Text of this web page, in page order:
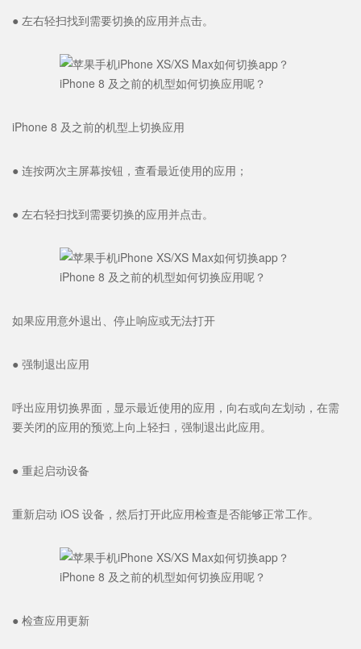
● 左右轻扫找到需要切换的应用并点击。
iPhone 8 及之前的机型上切换应用
● 连按两次主屏幕按钮，查看最近使用的应用；
● 左右轻扫找到需要切换的应用并点击。
如果应用意外退出、停止响应或无法打开
● 强制退出应用
呼出应用切换界面，显示最近使用的应用，向右或向左划动，在需
要关闭的应用的预览上向上轻扫，强制退出此应用。
● 重起启动设备
重新启动 iOS 设备，然后打开此应用检查是否能够正常工作。
● 检查应用更新